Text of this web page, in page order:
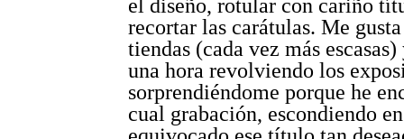
el diseño, rotular con cariño
recortar las carátulas. Me
tiendas (cada vez más
una hora revolviendo los
sorprendiéndome porque he
cual grabación, escondiendo